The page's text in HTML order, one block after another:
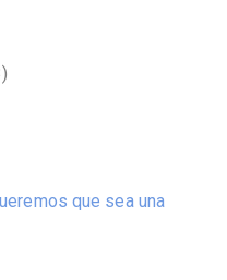
que sea una